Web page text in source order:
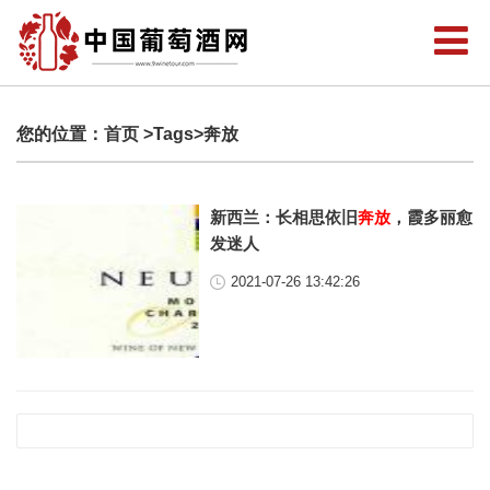
您的位置： 首页 >Tags>奔放
新西兰：长相思依旧奔放 ，霞多丽愈
发迷人
2021-07-26 13:42:26